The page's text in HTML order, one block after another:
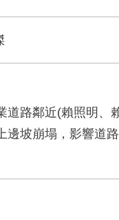
道路鄰近(賴照明、
邊坡崩塌，影響道